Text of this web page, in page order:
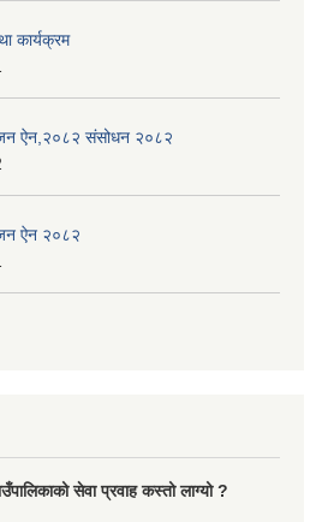
कार्यक्रम
ऐन,२०८२ संसोधन २०८२
ऐन २०८२
सेवा प्रवाह कस्तो लाग्यो ?